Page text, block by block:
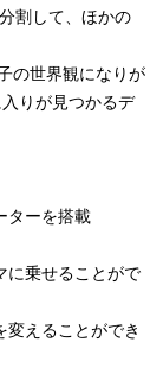
割して、ほかの
の世界観になりが
りが見つかるデ
ターを搭載
に乗せることがで
変えることができ